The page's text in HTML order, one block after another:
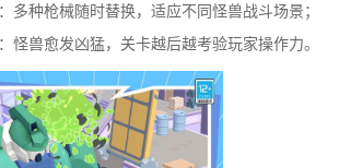
多种枪械随时替换，适应不同怪兽战斗场景；
怪兽愈发凶猛，关卡越后越考验玩家操作力。